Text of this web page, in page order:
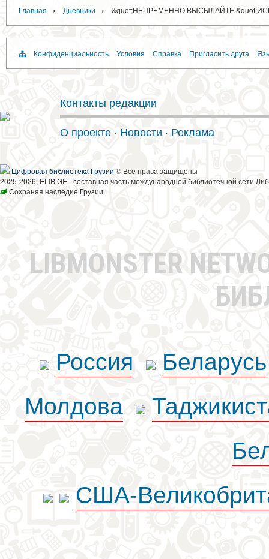
Главная › Дневники › &quot;НЕПРЕМЕННО ВЫСЫЛАЙТЕ
Конфиденциальность Условия Справка Пригласить друга
Контакты редакции
О проекте · Новости · Реклама
Цифровая библиотека Грузии © Все права защищены
2025-2026, ELIB.GE - составная часть международной библиотечной сети
Сохраняя наследие Грузии
LIBMONSTER
Россия
Беларусь
Молдова
США-